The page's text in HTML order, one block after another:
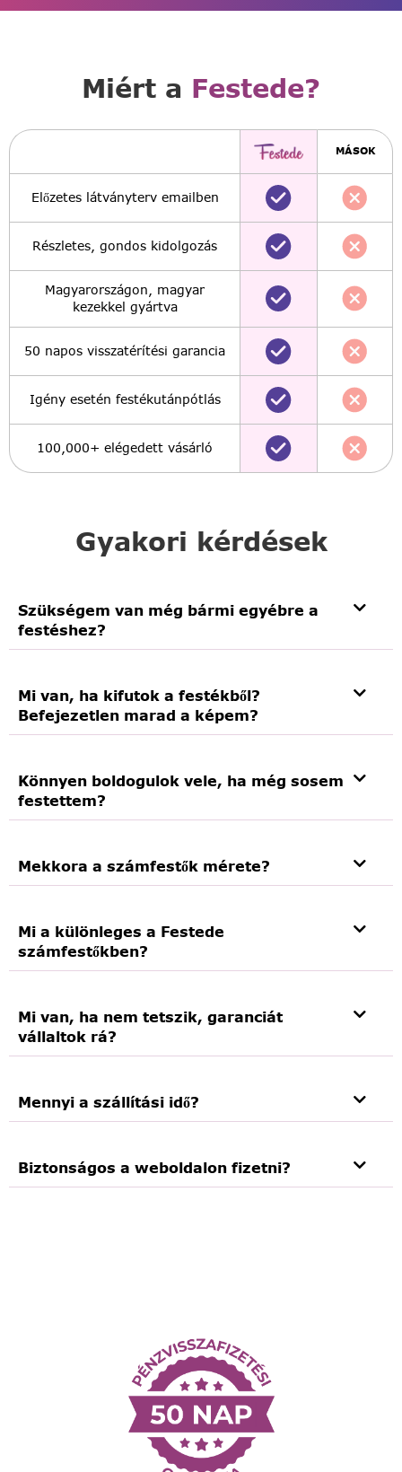
Gyakori kérdések
Szükségem van még bármi egyébre a
festéshez?
Mi van, ha kifutok a festékből?
Befejezetlen marad a képem?
Könnyen boldogulok vele, ha még sosem
festettem?
Mekkora a számfestők mérete?
Mi a különleges a Festede
számfestőkben?
Mi van, ha nem tetszik, garanciát
vállaltok rá?
Mennyi a szállítási idő?
Biztonságos a weboldalon fizetni?
Miért a Festede?
MÁSOK
Előzetes látványterv emailben
Részletes, gondos kidolgozás
Magyarországon, magyar
kezekkel gyártva
50 napos visszatérítési garancia
Igény esetén festékutánpótlás
100,000+ elégedett vásárló